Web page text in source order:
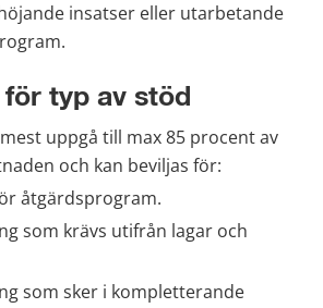
insatser eller utarbetande
typ av stöd
uppgå till max 85 procent av
och kan beviljas för:
åtgärdsprogram.
som krävs utifrån lagar och
som sker i kompletterande